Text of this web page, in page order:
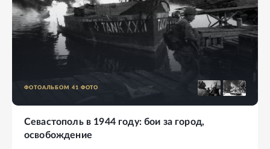
ФОТОАЛЬБОМ 41 ФОТО
Севастополь в 1944 году: бои за город,
освобождение